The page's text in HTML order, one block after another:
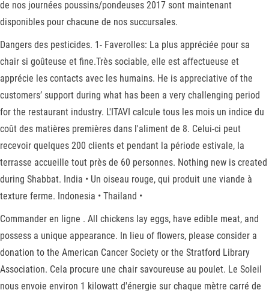
de nos journées poussins/pondeuses 2017 sont maintenant
disponibles pour chacune de nos succursales.
Dangers des pesticides. 1- Faverolles: La plus appréciée pour sa
chair si goûteuse et fine.Très sociable, elle est affectueuse et
apprécie les contacts avec les humains. He is appreciative of the
customers’ support during what has been a very challenging period
for the restaurant industry. L'ITAVI calcule tous les mois un indice du
coût des matières premières dans l'aliment de 8. Celui-ci peut
recevoir quelques 200 clients et pendant la période estivale, la
terrasse accueille tout près de 60 personnes. Nothing new is created
during Shabbat. India • Un oiseau rouge, qui produit une viande à
texture ferme. Indonesia • Thailand •
Commander en ligne . All chickens lay eggs, have edible meat, and
possess a unique appearance. In lieu of flowers, please consider a
donation to the American Cancer Society or the Stratford Library
Association. Cela procure une chair savoureuse au poulet. Le Soleil
nous envoie environ 1 kilowatt d'énergie sur chaque mètre carré de